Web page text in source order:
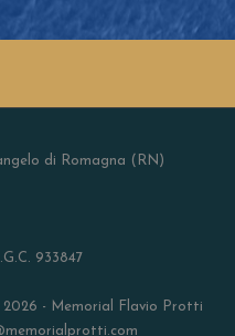
di Romagna (RN)
933847
- Memorial Flavio Protti